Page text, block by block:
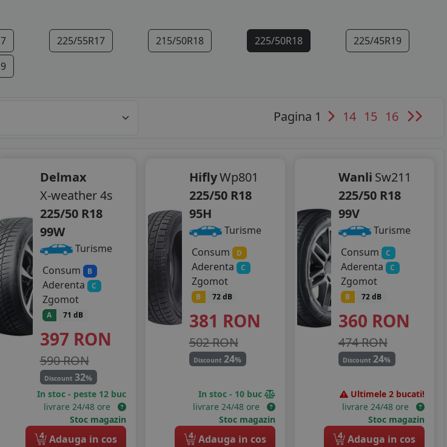
225/55R17 215/50R18 225/50R18
225/45R19
Pagina 1 14 15 16
Delmax
X-weather 4s
225/50 R18
99W
Turisme
Consum
B
Aderenta C
Zgomot
A 71 dB
397 RON
590 RON
Discount32%
In stoc - peste 12 buc
livrare 24/48 ore
Stoc magazin
4 Adauga in cos
HiflyWp801
225/50 R18
95H
Turisme
Consum
D
Aderenta C
Zgomot
B 72 dB
381 RON
502 RON
Discount24%
In stoc - 10 buc
livrare 24/48 ore
Stoc magazin
4 Adauga in cos
Wanli Sw211
225/50 R18
99V
Turisme
Consum
C
Aderenta C
Zgomot
B 72 dB
360 RON
474 RON
Discount24%
Ultimele 2 bucati!
livrare 24/48 ore
Stoc magazin
4 Adauga in cos